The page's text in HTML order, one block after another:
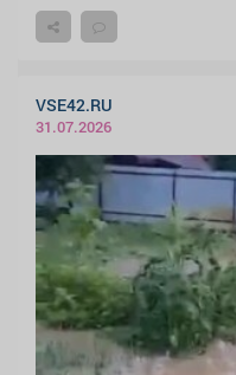
VSE42.RU
31.07.2026